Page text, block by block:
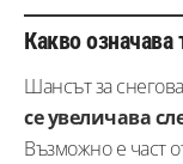
Какво означава
Шансът за
се увеличава
Възможно е част